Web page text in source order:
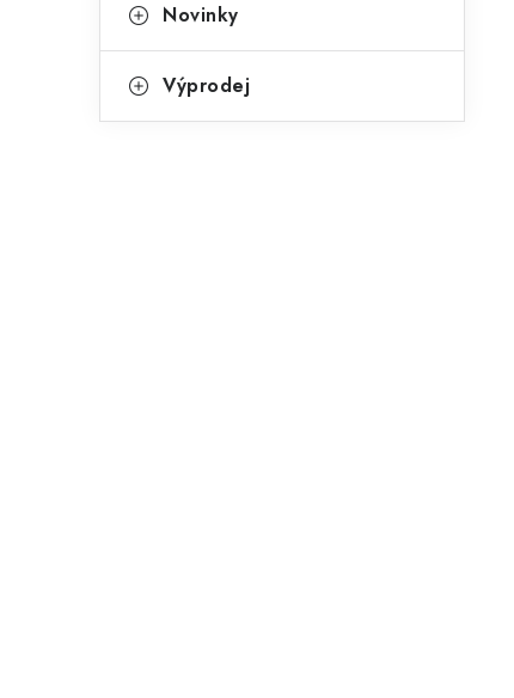
Novinky
Výprodej